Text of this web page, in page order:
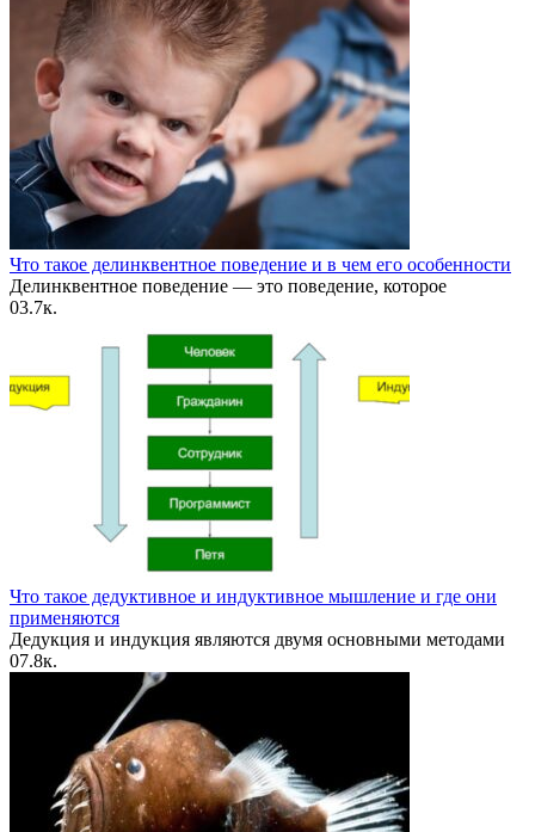
Что такое делинквентное поведение и в чем его особенности
Делинквентное поведение — это поведение, которое
03.7к.
Что такое дедуктивное и индуктивное мышление и где они
применяются
Дедукция и индукция являются двумя основными методами
07.8к.